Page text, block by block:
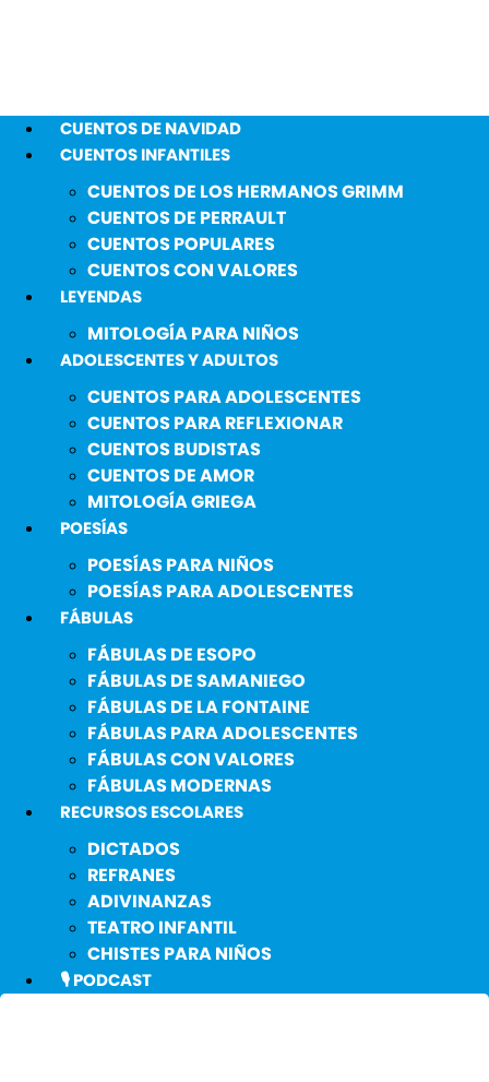
CUENTOS DE NAVIDAD
CUENTOS INFANTILES
CUENTOS DE LOS HERMANOS GRIMM
CUENTOS DE PERRAULT
CUENTOS POPULARES
CUENTOS CON VALORES
LEYENDAS
MITOLOGÍA PARA NIÑOS
ADOLESCENTES Y ADULTOS
CUENTOS PARA ADOLESCENTES
CUENTOS PARA REFLEXIONAR
CUENTOS BUDISTAS
CUENTOS DE AMOR
MITOLOGÍA GRIEGA
POESÍAS
POESÍAS PARA NIÑOS
POESÍAS PARA ADOLESCENTES
FÁBULAS
FÁBULAS DE ESOPO
FÁBULAS DE SAMANIEGO
FÁBULAS DE LA FONTAINE
FÁBULAS PARA ADOLESCENTES
FÁBULAS CON VALORES
FÁBULAS MODERNAS
RECURSOS ESCOLARES
DICTADOS
REFRANES
ADIVINANZAS
TEATRO INFANTIL
CHISTES PARA NIÑOS
🎙️ PODCAST